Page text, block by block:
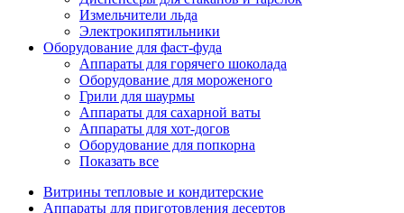
Измельчители льда
Электрокипятильники
Оборудование для фаст-фуда
Аппараты для горячего шоколада
Оборудование для мороженого
Грили для шаурмы
Аппараты для сахарной ваты
Аппараты для хот-догов
Оборудование для попкорна
Показать все
Витрины тепловые и кондитерские
Аппараты для приготовления десертов